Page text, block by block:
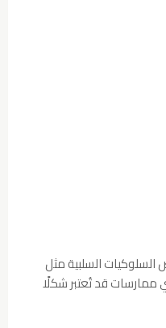
السلوكيات السلبية مثل
ممارسات قد تُعتبر شكلًا